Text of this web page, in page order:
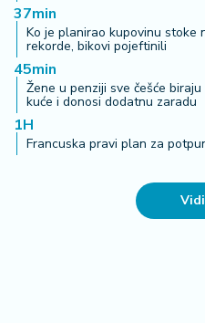
37min
Ko je planirao kupovinu stoke
rekorde, bikovi pojeftinili
45min
Žene u penziji sve češće
kuće i donosi dodatnu zaradu
1H
Francuska pravi plan za